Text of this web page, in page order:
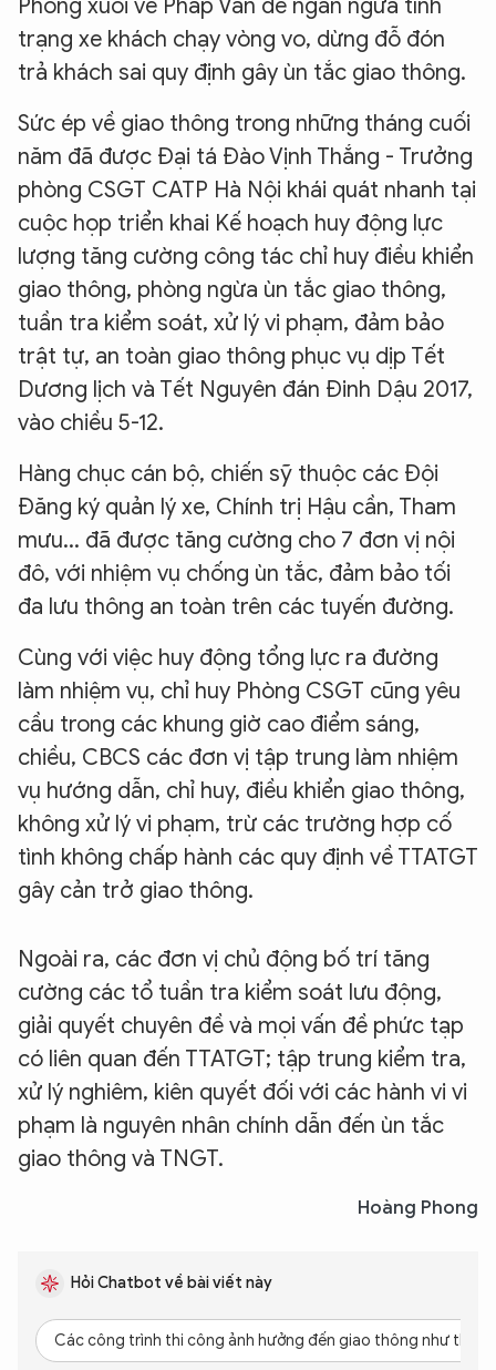
Phóng xuôi về Pháp Vân để ngăn ngừa tình
trạng xe khách chạy vòng vo, dừng đỗ đón
trả khách sai quy định gây ùn tắc giao thông.
Sức ép về giao thông trong những tháng cuối
năm đã được Đại tá Đào Vịnh Thắng - Trưởng
phòng CSGT CATP Hà Nội khái quát nhanh tại
cuộc họp triển khai Kế hoạch huy động lực
lượng tăng cường công tác chỉ huy điều khiển
giao thông, phòng ngừa ùn tắc giao thông,
tuần tra kiểm soát, xử lý vi phạm, đảm bảo
trật tự, an toàn giao thông phục vụ dịp Tết
Dương lịch và Tết Nguyên đán Đinh Dậu 2017,
vào chiều 5-12.
Hàng chục cán bộ, chiến sỹ thuộc các Đội
Đăng ký quản lý xe, Chính trị Hậu cần, Tham
mưu... đã được tăng cường cho 7 đơn vị nội
đô, với nhiệm vụ chống ùn tắc, đảm bảo tối
đa lưu thông an toàn trên các tuyến đường.
Cùng với việc huy động tổng lực ra đường
làm nhiệm vụ, chỉ huy Phòng CSGT cũng yêu
cầu trong các khung giờ cao điểm sáng,
chiều, CBCS các đơn vị tập trung làm nhiệm
vụ hướng dẫn, chỉ huy, điều khiển giao thông,
không xử lý vi phạm, trừ các trường hợp cố
tình không chấp hành các quy định về TTATGT
gây cản trở giao thông.
Ngoài ra, các đơn vị chủ động bố trí tăng
cường các tổ tuần tra kiểm soát lưu động,
giải quyết chuyên đề và mọi vấn đề phức tạp
có liên quan đến TTATGT; tập trung kiểm tra,
xử lý nghiêm, kiên quyết đối với các hành vi vi
phạm là nguyên nhân chính dẫn đến ùn tắc
giao thông và TNGT.
Hoàng Phong
Hỏi Chatbot về bài viết này
Các công trình thi công ảnh hưởng đến giao thông như thế